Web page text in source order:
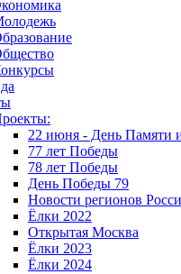
22 июня - День Памяти
77 лет Победы
78 лет Победы
День Победы 79
Новости регионов
Ёлки 2022
Открытая Москва
Ёлки 2023
Ёлки 2024